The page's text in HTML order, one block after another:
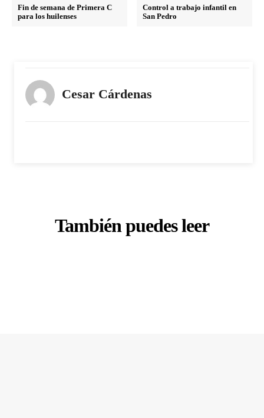
Fin de semana de Primera C
para los huilenses
Control a trabajo infantil en
San Pedro
Cesar Cárdenas
También puedes leer